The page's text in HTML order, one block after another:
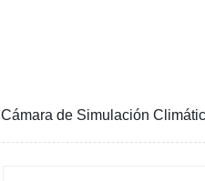
Cámara de Simulación